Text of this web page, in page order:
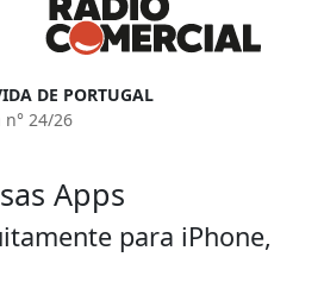
DE PORTUGAL
n° 24/26
Apps
para iPhone,